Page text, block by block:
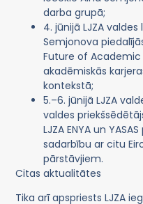
darba grupā;
4. jūnijā LJZA
Semjonova
Future of Academic
akadēmiskās
kontekstā;
5.–6. jūnijā LJZA
valdes
LJZA ENYA un
sadarbību ar citu
pārstāvjiem.
Citas aktualitātes
Tika arī apspriests LJZA